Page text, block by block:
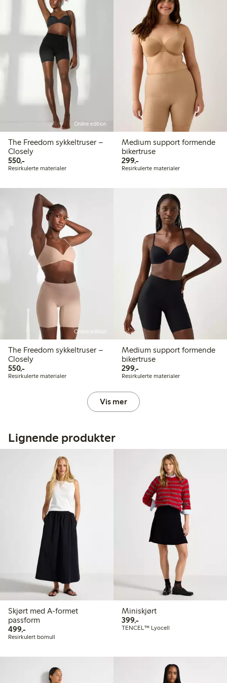
Online edition
The Freedom sykkeltruser –
Closely
550,-550,00 kr
Resirkulerte materialer
Medium support formende
bikertruse
299,-299,00 kr
Resirkulerte materialer
Online edition
The Freedom sykkeltruser –
Closely
550,-550,00 kr
Resirkulerte materialer
Medium support formende
bikertruse
299,-299,00 kr
Resirkulerte materialer
Vis mer
Lignende produkter
Skjørt med A-formet
passform
499,-499,00 kr
Resirkulert bomull
Miniskjørt
399,-399,00 kr
TENCEL™ Lyocell